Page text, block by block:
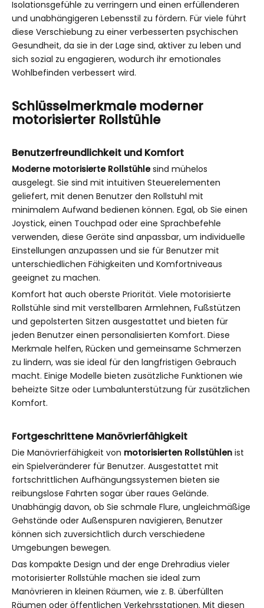
Isolationsgefühle zu verringern und einen erfüllenderen
und unabhängigeren Lebensstil zu fördern. Für viele führt
diese Verschiebung zu einer verbesserten psychischen
Gesundheit, da sie in der Lage sind, aktiver zu leben und
sich sozial zu engagieren, wodurch ihr emotionales
Wohlbefinden verbessert wird.
Schlüsselmerkmale moderner
motorisierter Rollstühle
Benutzerfreundlichkeit und Komfort
Moderne motorisierte Rollstühlesind mühelos
ausgelegt. Sie sind mit intuitiven Steuerelementen
geliefert, mit denen Benutzer den Rollstuhl mit
minimalem Aufwand bedienen können. Egal, ob Sie einen
Joystick, einen Touchpad oder eine Sprachbefehle
verwenden, diese Geräte sind anpassbar, um individuelle
Einstellungen anzupassen und sie für Benutzer mit
unterschiedlichen Fähigkeiten und Komfortniveaus
geeignet zu machen.
Komfort hat auch oberste Priorität. Viele motorisierte
Rollstühle sind mit verstellbaren Armlehnen, Fußstützen
und gepolsterten Sitzen ausgestattet und bieten für
jeden Benutzer einen personalisierten Komfort. Diese
Merkmale helfen, Rücken und gemeinsame Schmerzen
zu lindern, was sie ideal für den langfristigen Gebrauch
macht. Einige Modelle bieten zusätzliche Funktionen wie
beheizte Sitze oder Lumbalunterstützung für zusätzlichen
Komfort.
Fortgeschrittene Manövrierfähigkeit
Die Manövrierfähigkeit von motorisierten Rollstühlen ist
ein Spielveränderer für Benutzer. Ausgestattet mit
fortschrittlichen Aufhängungssystemen bieten sie
reibungslose Fahrten sogar über raues Gelände.
Unabhängig davon, ob Sie schmale Flure, ungleichmäßige
Gehstände oder Außenspuren navigieren, Benutzer
können sich zuversichtlich durch verschiedene
Umgebungen bewegen.
Das kompakte Design und der enge Drehradius vieler
motorisierter Rollstühle machen sie ideal zum
Manövrieren in kleinen Räumen, wie z. B. überfüllten
Räumen oder öffentlichen Verkehrsstationen. Mit diesen